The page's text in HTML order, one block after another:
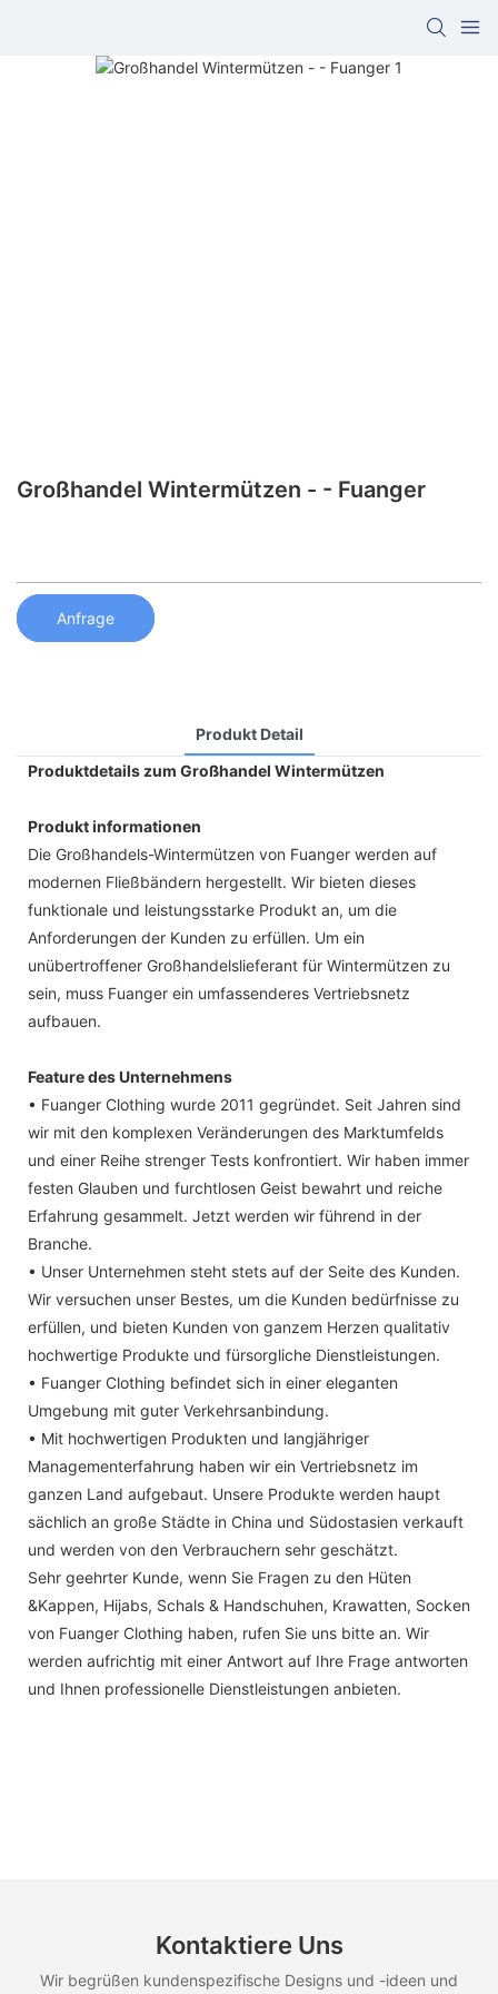
Großhandel Wintermützen - - Fuanger
Anfrage
Produkt Detail
Produktdetails zum Großhandel Wintermützen
Produkt informationen
Die Großhandels-Wintermützen von Fuanger werden auf
modernen Fließbändern hergestellt. Wir bieten dieses
funktionale und leistungsstarke Produkt an, um die
Anforderungen der Kunden zu erfüllen. Um ein
unübertroffener Großhandelslieferant für Wintermützen zu
sein, muss Fuanger ein umfassenderes Vertriebsnetz
aufbauen.
Feature des Unternehmens
• Fuanger Clothing wurde 2011 gegründet. Seit Jahren sind
wir mit den komplexen Veränderungen des Marktumfelds
und einer Reihe strenger Tests konfrontiert. Wir haben immer
festen Glauben und furchtlosen Geist bewahrt und reiche
Erfahrung gesammelt. Jetzt werden wir führend in der
Branche.
• Unser Unternehmen steht stets auf der Seite des Kunden.
Wir versuchen unser Bestes, um die Kunden bedürfnisse zu
erfüllen, und bieten Kunden von ganzem Herzen qualitativ
hochwertige Produkte und fürsorgliche Dienstleistungen.
• Fuanger Clothing befindet sich in einer eleganten
Umgebung mit guter Verkehrsanbindung.
• Mit hochwertigen Produkten und langjähriger
Managementerfahrung haben wir ein Vertriebsnetz im
ganzen Land aufgebaut. Unsere Produkte werden haupt
sächlich an große Städte in China und Südostasien verkauft
und werden von den Verbrauchern sehr geschätzt.
Sehr geehrter Kunde, wenn Sie Fragen zu den Hüten
&Kappen, Hijabs, Schals & Handschuhen, Krawatten, Socken
von Fuanger Clothing haben, rufen Sie uns bitte an. Wir
werden aufrichtig mit einer Antwort auf Ihre Frage antworten
und Ihnen professionelle Dienstleistungen anbieten.
Kontaktiere Uns
Wir begrüßen kundenspezifische Designs und -ideen und